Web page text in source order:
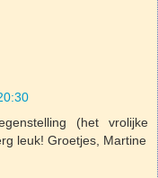
(het vrolijke
leuk! Groetjes, Martine